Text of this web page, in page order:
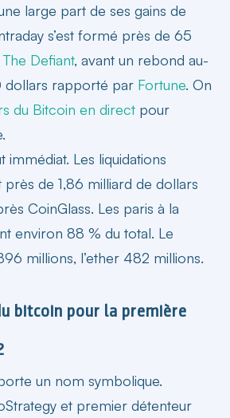
large part de ses gains de
s’est formé près de 65
The Defiant, avant un rebond au-
dollars rapporté par Fortune. On
du Bitcoin en direct pour
immédiat. Les liquidations
de 1,86 milliard de dollars
CoinGlass. Les paris à la
environ 88 % du total. Le
millions, l’ether 482 millions.
bitcoin pour la première
un nom symbolique.
et premier détenteur